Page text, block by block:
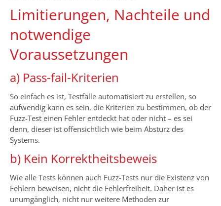
Limitierungen, Nachteile und
notwendige
Voraussetzungen
a) Pass-fail-Kriterien
So einfach es ist, Testfälle automatisiert zu erstellen, so
aufwendig kann es sein, die Kriterien zu bestimmen, ob der
Fuzz-Test einen Fehler entdeckt hat oder nicht – es sei
denn, dieser ist offensichtlich wie beim Absturz des
Systems.
b) Kein Korrektheitsbeweis
Wie alle Tests können auch Fuzz-Tests nur die Existenz von
Fehlern beweisen, nicht die Fehlerfreiheit. Daher ist es
unumgänglich, nicht nur weitere Methoden zur